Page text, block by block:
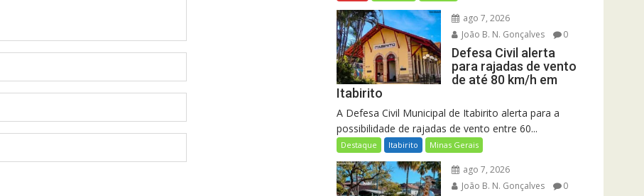
ago 7, 2026
João B. N. Gonçalves
0
Defesa Civil alerta
para rajadas de vento
de até 80 km/h em
Itabirito
A Defesa Civil Municipal de Itabirito alerta para a
possibilidade de rajadas de vento entre 60...
Destaque Itabirito Minas Gerais
ago 7, 2026
João B. N. Gonçalves
0